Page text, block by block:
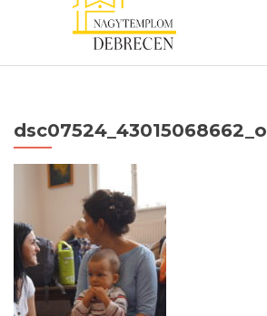
dsc07524_43015068662_o